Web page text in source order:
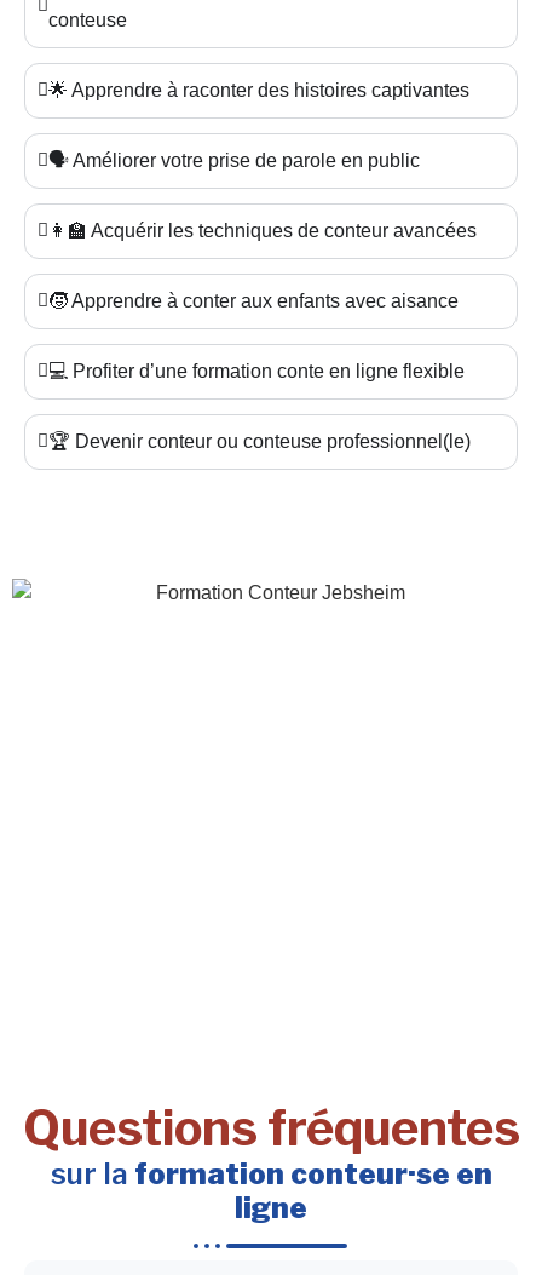
conteuse
🌟 Apprendre à raconter des histoires captivantes
🗣️ Améliorer votre prise de parole en public
👩‍🏫 Acquérir les techniques de conteur avancées
🧒 Apprendre à conter aux enfants avec aisance
💻 Profiter d’une formation conte en ligne flexible
🏆 Devenir conteur ou conteuse professionnel(le)
Questions fréquentes
sur la formation conteur·se en
ligne